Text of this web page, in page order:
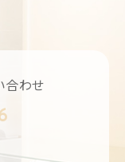
合わせ